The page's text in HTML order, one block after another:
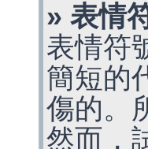
» 表情
表情符
簡短的
傷的。
然而，